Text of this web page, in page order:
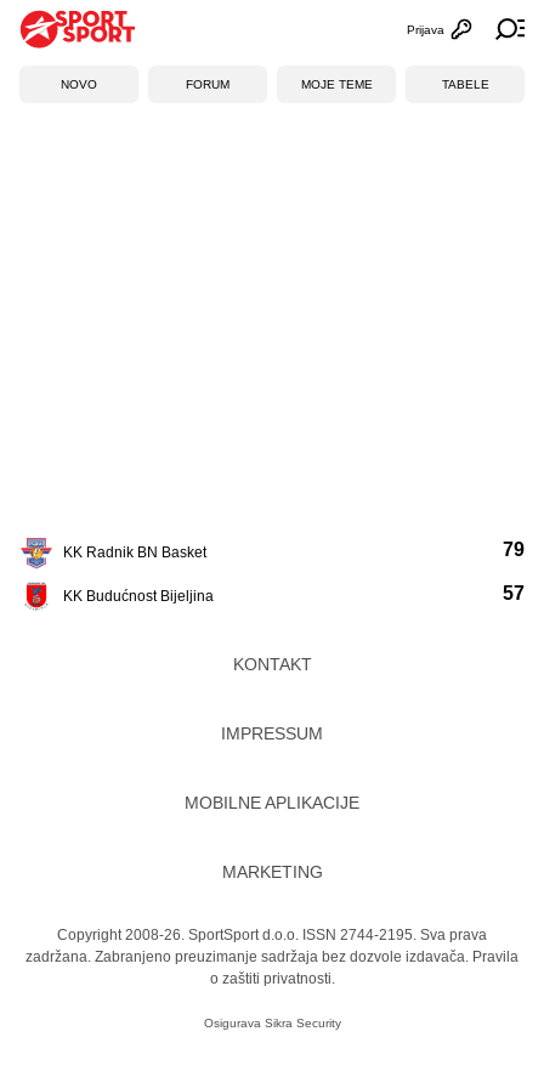
Otvori
Prijava
NOVO FORUM MOJE TEME TABELE
KK Radnik BN Basket
KK Budućnost Bijeljina
79
57
KONTAKT
IMPRESSUM
MOBILNE APLIKACIJE
MARKETING
Copyright 2008-26. SportSport d.o.o. ISSN 2744-2195. Sva prava
zadržana. Zabranjeno preuzimanje sadržaja bez dozvole izdavača. Pravila
o zaštiti privatnosti.
Osigurava Sikra Security